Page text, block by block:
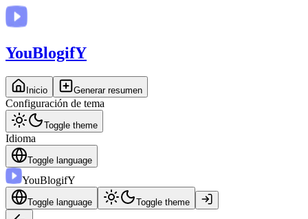
YouBlogifY
Inicio Generar resumen
Configuración de tema
Toggle theme
Idioma
Toggle language
YouBlogifY
Toggle language Toggle theme